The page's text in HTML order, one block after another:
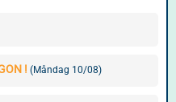
! (Måndag 10/08)